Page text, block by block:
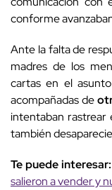
conforme
Ante la falta de
madres de los
cartas en el
acompañadas de
intentaban rastrear
también
Te puede interesar:
salieron a vender y